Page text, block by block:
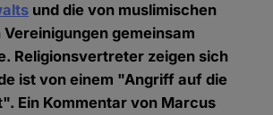
und die von muslimischen
gemeinsam
Religionsvertreter zeigen sich
ist von einem "Angriff auf die
Ein Kommentar von Marcus